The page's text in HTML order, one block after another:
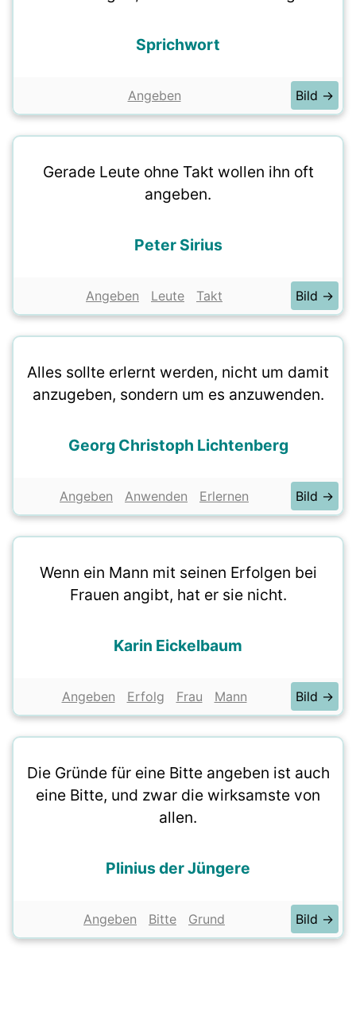
Sprichwort
Angeben Bild →
Gerade Leute ohne Takt wollen ihn oft
angeben.
Peter Sirius
Angeben Leute Takt Bild →
Alles sollte erlernt werden, nicht um damit
anzugeben, sondern um es anzuwenden.
Georg Christoph Lichtenberg
Angeben Anwenden Erlernen Bild →
Wenn ein Mann mit seinen Erfolgen bei
Frauen angibt, hat er sie nicht.
Karin Eickelbaum
Angeben Erfolg Frau Mann Bild →
Die Gründe für eine Bitte angeben ist auch
eine Bitte, und zwar die wirksamste von
allen.
Plinius der Jüngere
Angeben Bitte Grund Bild →